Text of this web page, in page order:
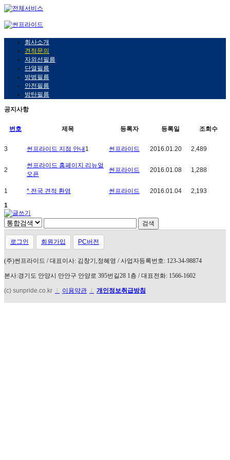
회사소개
견적문의
자외선필름
단열필름
방범필름
안전필름
방탄필름
공지사항
번호 제목 등록자 등록일 조회수
3 썬프라이드 지점 안내 1 썬프라이드 2016.01.20 2,489
2
썬프라이드 홈페이지 리뉴얼
오픈
썬프라이드 2016.01.08 1,288
1 * 전국 견적 환영 썬프라이드 2016.01.04
2,193
1
로그인 회원가입 PC버전
(주)썬프라이드 /대표이사: 김창기 ,정혜영 /사업자등록번호: 123-34-98874
본사:경기도 안양시 만안구 안양로 395번길28 1층 /대표전화: 1566-1602
(c) sunpride.co.kr 이용약관 개인정보취급방침